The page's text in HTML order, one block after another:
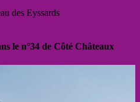
des Eyssards
le n°34 de Côté Châteaux